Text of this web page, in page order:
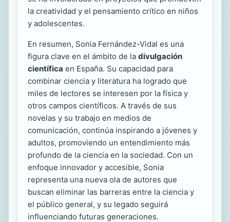
la creatividad y el pensamiento crítico en niños
y adolescentes.
En resumen, Sonia Fernández-Vidal es una
figura clave en el ámbito de la divulgación
científica en España. Su capacidad para
combinar ciencia y literatura ha logrado que
miles de lectores se interesen por la física y
otros campos científicos. A través de sus
novelas y su trabajo en medios de
comunicación, continúa inspirando a jóvenes y
adultos, promoviendo un entendimiento más
profundo de la ciencia en la sociedad. Con un
enfoque innovador y accesible, Sonia
representa una nueva ola de autores que
buscan eliminar las barreras entre la ciencia y
el público general, y su legado seguirá
influenciando futuras generaciones.